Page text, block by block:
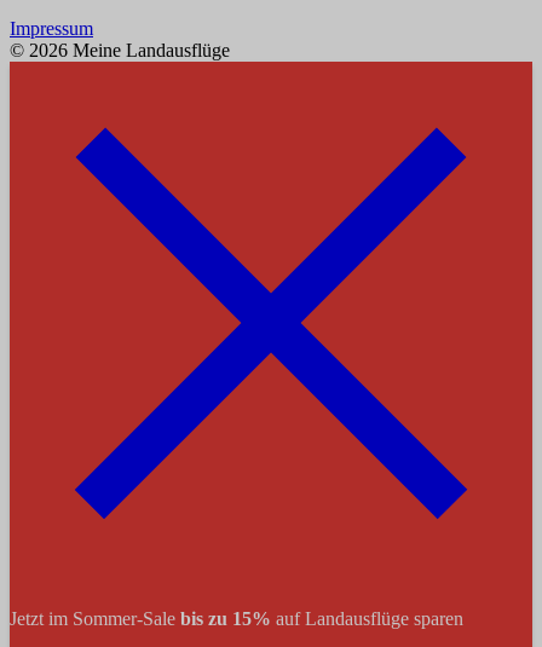
Impressum
© 2026 Meine Landausflüge
Jetzt im Sommer-Sale bis zu 15% auf Landausflüge sparen